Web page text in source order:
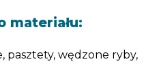
materiału:
pasztety, wędzone ryby,